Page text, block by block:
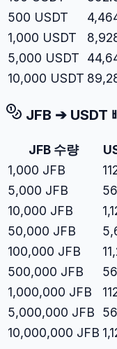
500 USDT
1,000 USDT
5,000 USDT
10,000 USDT
JFB ➔ USDT
JFB 수량
1,000 JFB
5,000 JFB
10,000 JFB
50,000 JFB
100,000 JFB
500,000 JFB
1,000,000 JFB
5,000,000 JFB
10,000,000 JFB